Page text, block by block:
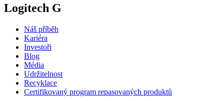
Logitech G
Náš příběh
Kariéra
Investoři
Blog
Média
Udržitelnost
Recyklace
Certifikovaný program repasovaných produktů